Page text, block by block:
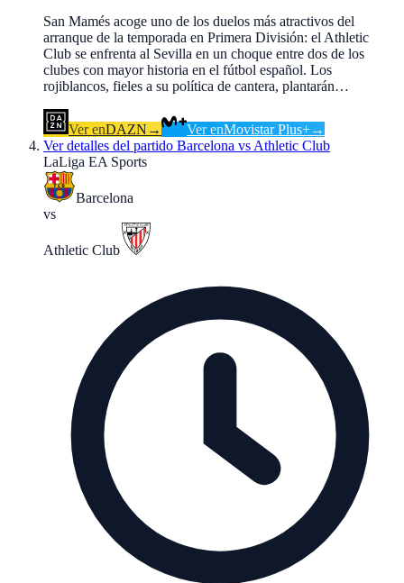
San Mamés acoge uno de los duelos más atractivos del
arranque de la temporada en Primera División: el Athletic
Club se enfrenta al Sevilla en un choque entre dos de los
clubes con mayor historia en el fútbol español. Los
rojiblancos, fieles a su política de cantera, plantarán…
Ver enDAZN → Ver enMovistar Plus+→
Ver detalles del partido Barcelona vs Athletic Club
LaLiga EA Sports
Barcelona
vs
Athletic Club